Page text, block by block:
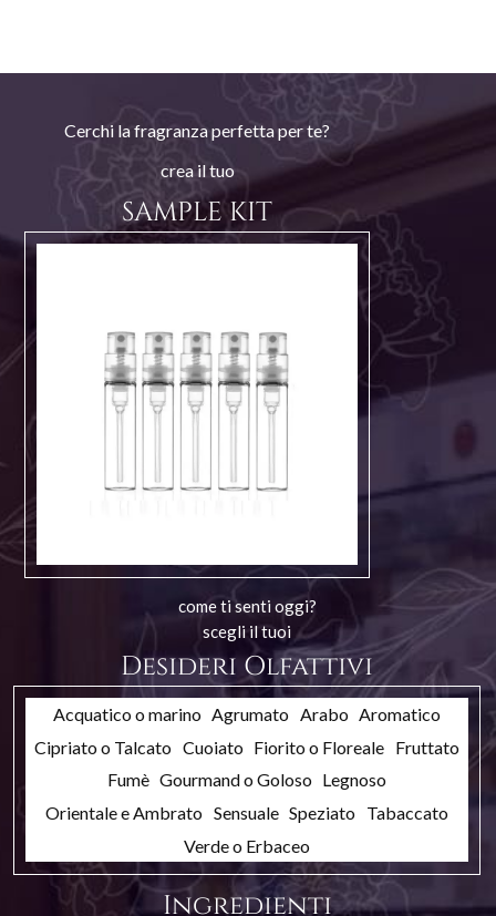
Cerchi la fragranza perfetta per te?
crea il tuo
SAMPLE KIT
come ti senti oggi?
scegli il tuoi
Desideri Olfattivi
Acquatico o marino Agrumato Arabo Aromatico
Cipriato o Talcato Cuoiato Fiorito o Floreale Fruttato
Fumè Gourmand o Goloso Legnoso
Orientale e Ambrato Sensuale Speziato Tabaccato
Verde o Erbaceo
Ingredienti